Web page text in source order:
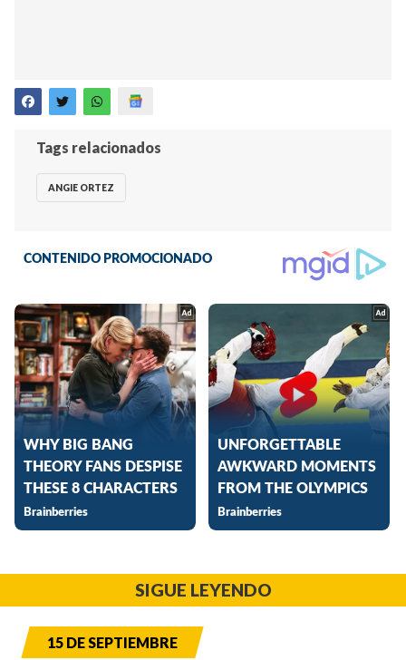
Tags relacionados
ANGIE ORTEZ
SIGUE LEYENDO
15 DE SEPTIEMBRE